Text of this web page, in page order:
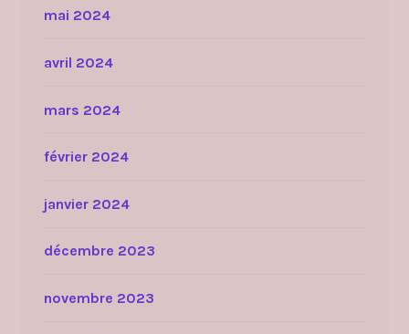
mai 2024
avril 2024
mars 2024
février 2024
janvier 2024
décembre 2023
novembre 2023